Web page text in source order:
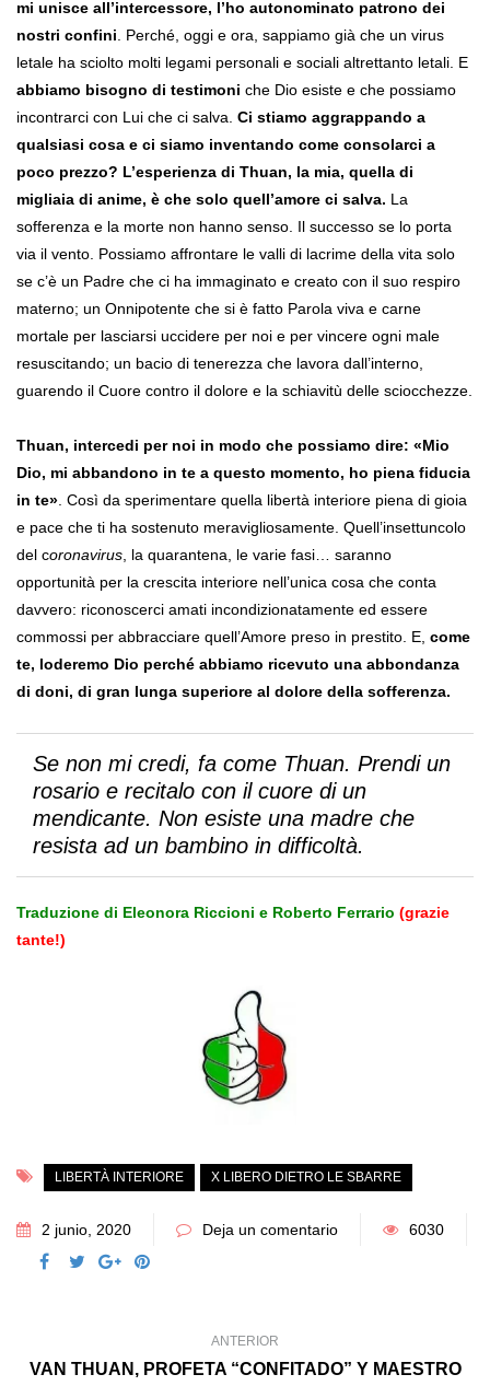
mi unisce all’intercessore, l’ho autonominato patrono dei
nostri confini . Perché, oggi e ora, sappiamo già che un virus
letale ha sciolto molti legami personali e sociali altrettanto letali. E
abbiamo bisogno di testimoni che Dio esiste e che possiamo
incontrarci con Lui che ci salva. Ci stiamo aggrappando a
qualsiasi cosa e ci siamo inventando come consolarci a
poco prezzo? L’esperienza di Thuan, la mia, quella di
migliaia di anime, è che solo quell’amore ci salva. La
sofferenza e la morte non hanno senso. Il successo se lo porta
via il vento. Possiamo affrontare le valli di lacrime della vita solo
se c’è un Padre che ci ha immaginato e creato con il suo respiro
materno; un Onnipotente che si è fatto Parola viva e carne
mortale per lasciarsi uccidere per noi e per vincere ogni male
resuscitando; un bacio di tenerezza che lavora dall’interno,
guarendo il Cuore contro il dolore e la schiavitù delle sciocchezze.
Thuan, intercedi per noi in modo che possiamo dire: «Mio
Dio, mi abbandono in te a questo momento, ho piena fiducia
in te» . Così da sperimentare quella libertà interiore piena di gioia
e pace che ti ha sostenuto meravigliosamente. Quell’insettuncolo
del coronavirus , la quarantena, le varie fasi… saranno
opportunità per la crescita interiore nell’unica cosa che conta
davvero: riconoscerci amati incondizionatamente ed essere
commossi per abbracciare quell’Amore preso in prestito. E, come
te, loderemo Dio perché abbiamo ricevuto una abbondanza
di doni, di gran lunga superiore al dolore della sofferenza.
Se non mi credi, fa come Thuan. Prendi un
rosario e recitalo con il cuore di un
mendicante. Non esiste una madre che
resista ad un bambino in difficoltà.
Traduzione di Eleonora Riccioni e Roberto Ferrario (grazie
tante!)
LIBERTÀ INTERIORE X LIBERO DIETRO LE SBARRE
2 junio, 2020 Deja un comentario 6030
ANTERIOR
VAN THUAN, PROFETA “CONFITADO” Y MAESTRO